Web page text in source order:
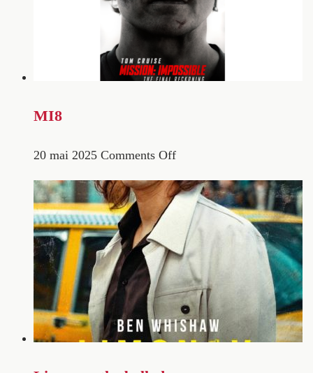
MI8
20 mai 2025 Comments Off